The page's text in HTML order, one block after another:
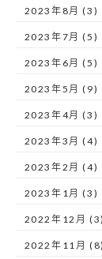
2023年8月 (3)
2023年7月 (5)
2023年6月 (5)
2023年5月 (9)
2023年4月 (3)
2023年3月 (4)
2023年2月 (4)
2023年1月 (3)
2022年12月 (3)
2022年11月 (8)